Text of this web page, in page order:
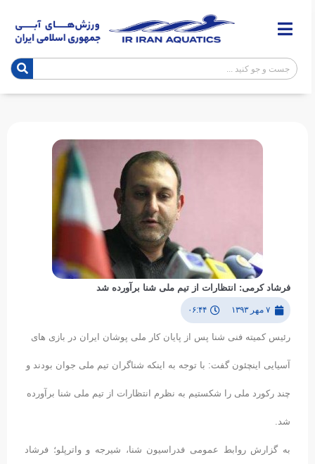
فرشاد کرمی: انتظارات از تیم ملی شنا برآورده شد
۷ مهر ۱۳۹۳ ۰۶:۴۴
رئیس کمیته فنی شنا پس از پایان کار ملی پوشان ایران در بازی های
آسیایی اینچئون گفت: با توجه به اینکه شناگران تیم ملی جوان بودند و
چند رکورد ملی را شکستیم به نظرم انتظارات از تیم ملی شنا برآورده
شد.
به گزارش روابط عمومی فدراسیون شنا، شیرجه و واترپلو؛ فرشاد